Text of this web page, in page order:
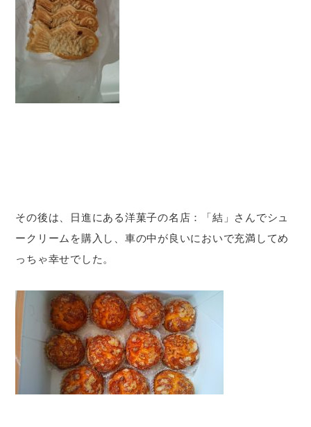
その後は、日進にある洋菓子の名店：「結」さんでシュ
ークリームを購入し、車の中が良いにおいで充満してめ
っちゃ幸せでした。